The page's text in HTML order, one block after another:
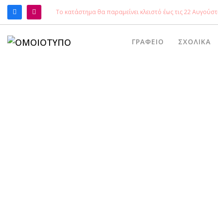
ΑΝΑΖΉΤΗΣΗ
Το κατάστημα θα παραμείνει κλειστό έως τις 22
ΓΡΑΦΕΊΟ ΣΧΟΛΙΚΆ